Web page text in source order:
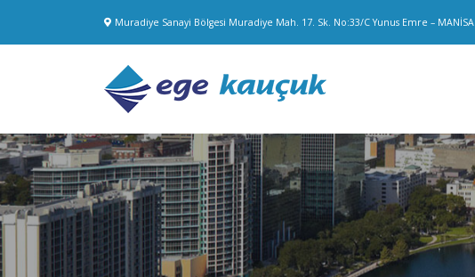
Muradiye Sanayi Bölgesi Muradiye Mah. 17. Sk. No:33/C Yunus Emre – MANİSA